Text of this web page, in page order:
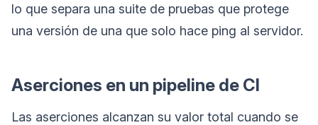
lo que separa una suite de pruebas que protege
una versión de una que solo hace ping al servidor.
Aserciones en un pipeline de CI
Las aserciones alcanzan su valor total cuando se